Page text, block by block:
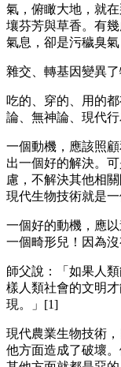
氣，俯瞰大地，就
壤芬芳與草香。有
氣息，卻是污穢臭
雜交、轉基因變異
吃的、穿的、用的
論、無神論、現代
一個動機，應該照
出一個好的解決。
慮，不解決其他相
現代生物技術就是一
一個好的動機，應
一個畸形兒！因為沒
師父說：「如果人
樣人類社會的文明
現。」[1]
現代農業生物技術
他方面造成了破壞